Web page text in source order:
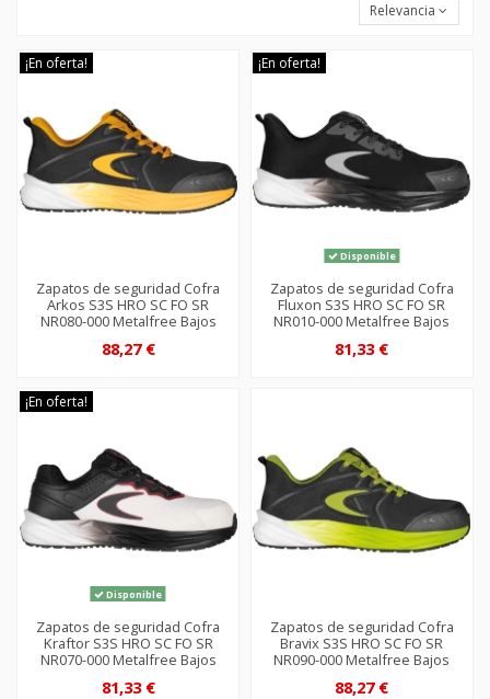
Relevancia
¡En oferta!
Zapatos de seguridad Cofra
Arkos S3S HRO SC FO SR
NR080-000 Metalfree Bajos
88,27 €
¡En oferta!
Disponible
Zapatos de seguridad Cofra
Fluxon S3S HRO SC FO SR
NR010-000 Metalfree Bajos
81,33 €
¡En oferta!
Disponible
Zapatos de seguridad Cofra
Kraftor S3S HRO SC FO SR
NR070-000 Metalfree Bajos
81,33 €
Zapatos de seguridad Cofra
Bravix S3S HRO SC FO SR
NR090-000 Metalfree Bajos
88,27 €